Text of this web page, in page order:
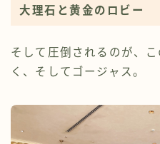
大理石と黄金のロビー
そして圧倒されるのが、
く、そしてゴージャス。